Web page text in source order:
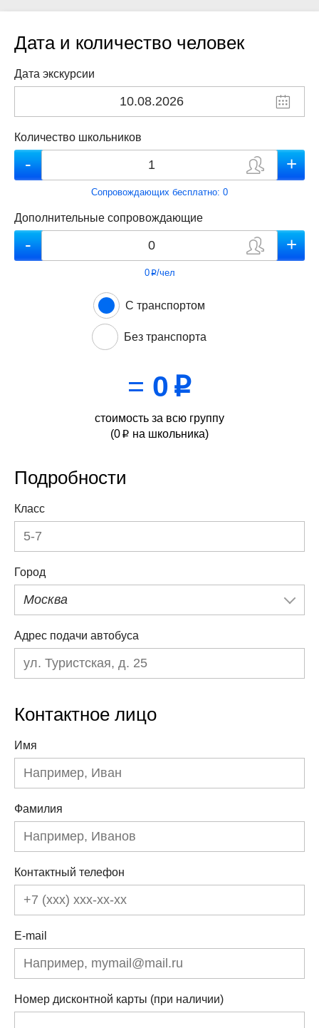
Дата и количество человек
Дата экскурсии
Количество школьников
Сопровождающих бесплатно: 0
Дополнительные сопровождающие
0p/чел
С транспортом
Без транспорта
= 0 p
стоимость за всю группу
(0 p на школьника)
Подробности
Класс
Город
Москва
Адрес подачи автобуса
Контактное лицо
Имя
Фамилия
Контактный телефон
E-mail
Номер дисконтной карты (при наличии)